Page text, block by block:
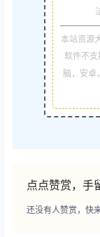
本站资源
软件不
脑，安卓
点点赞赏，手
还没有人赞赏，快